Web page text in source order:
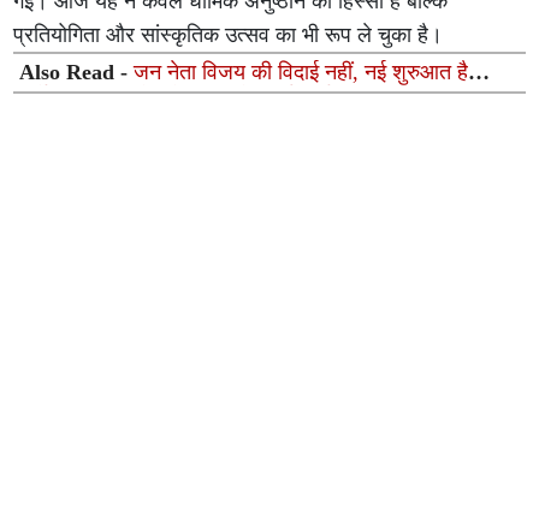
प्रतियोगिता और सांस्कृतिक उत्सव का भी रूप ले चुका है।
Also Read -जन नेता विजय की विदाई नहीं, नई शुरुआत है
निर्देशक एच. विनोथ के बयान ने बढ़ाई चर्चा